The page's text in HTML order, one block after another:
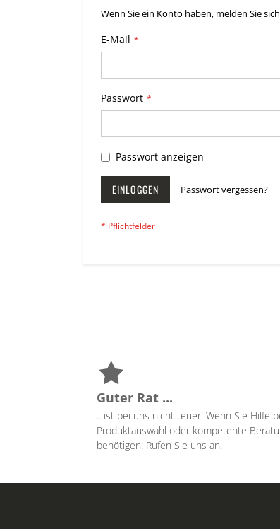
Wenn Sie ein Konto haben, melden Sie
E-Mail
Passwort
Passwort anzeigen
EINLOGGEN Passwort vergessen?
Guter Rat ...
.. ist bei uns nicht teuer! Wenn Sie Hilfe
Produktauswahl oder kompetente
benötigen: Rufen Sie uns an.